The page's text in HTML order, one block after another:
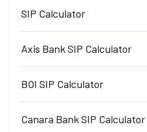
SIP Calculator
Axis Bank SIP Calculator
BOI SIP Calculator
Canara Bank SIP Calculator